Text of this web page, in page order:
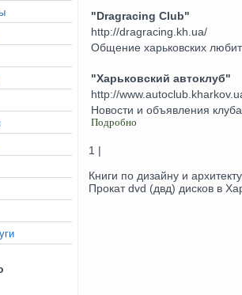
"Dragracing Club"
http://dragracing.kh.ua/
Общение харьковских
"Харьковский автоклуб"
http://
Новости и объявления
Подробно
1 |
Книги по дизайну и
Прокат dvd (двд) дисков в